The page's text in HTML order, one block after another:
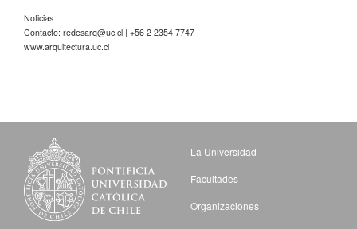
Noticias
Contacto: redesarq@uc.cl | +56 2 2354 7747
www.arquitectura.uc.cl
La Universidad
Facultades
Organizaciones